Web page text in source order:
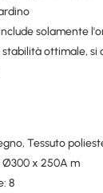
solamente
stabilità ottimale, si
Tessuto
Ø300 x 250A m
8